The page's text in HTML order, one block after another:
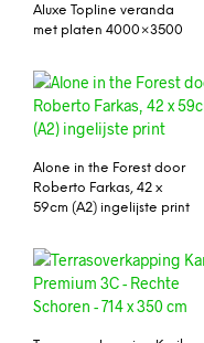
Aluxe Topline veranda
met platen 4000×3500
Alone in the Forest door
Roberto Farkas, 42 x
59cm (A2) ingelijste print